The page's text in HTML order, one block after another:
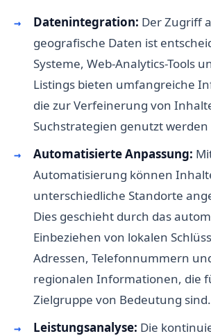
Datenintegration: Der Zugriff
geografische Daten ist
Systeme, Web-Analytics-Tools
Listings bieten umfangreiche
die zur Verfeinerung von
Suchstrategien genutzt
Automatisierte Anpassung:
Automatisierung können
unterschiedliche Standorte
Dies geschieht durch das
Einbeziehen von lokalen
Adressen, Telefonnummern
regionalen Informationen, die
Zielgruppe von Bedeutung sind.
Leistungsanalyse: Die